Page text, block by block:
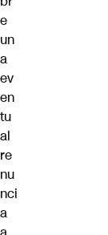
e
un
a
ev
en
tu
al
re
nu
nci
a